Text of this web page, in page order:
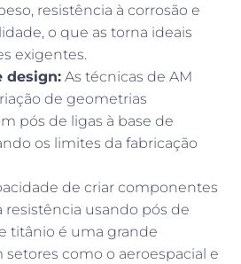
resistência à corrosão e
o que as torna ideais
exigentes.
design: As técnicas de AM
de geometrias
pós de ligas à base de
os limites da fabricação
de criar componentes
resistência usando pós de
titânio é uma grande
como o aeroespacial e